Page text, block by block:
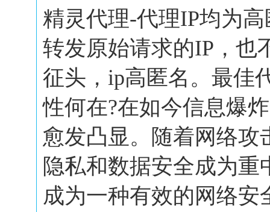
精灵代理-代理IP均为
转发原始请求的IP，也
征头，ip高匿名。最佳
性何在?在如今信息爆
愈发凸显。随着网络攻
隐私和数据安全成为
成为一种有效的网络